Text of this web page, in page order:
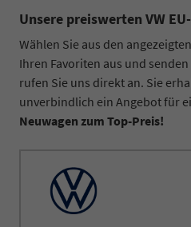
Unsere preiswerten VW
Wählen Sie aus den angezeigten
Ihren Favoriten aus und
rufen Sie uns direkt an. Sie
unverbindlich ein Angebot für
Neuwagen zum Top-Preis!